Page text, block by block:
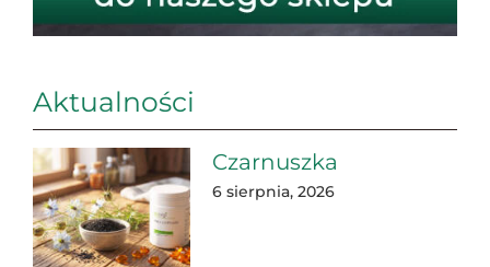
Aktualności
Czarnuszka
6 sierpnia, 2026